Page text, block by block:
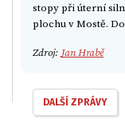
stopy při úterní
plochu v Mostě.
Zdroj: Jan Hrabě
DALŠÍ ZPRÁVY